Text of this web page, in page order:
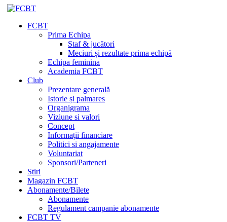
FCBT
Prima Echipa
Staf & jucători
Meciuri și rezultate prima echipă
Echipa feminina
Academia FCBT
Club
Prezentare generală
Istorie și palmares
Organigrama
Viziune si valori
Concept
Informații financiare
Politici si angajamente
Voluntariat
Sponsori/Parteneri
Stiri
Magazin FCBT
Abonamente/Bilete
Abonamente
Regulament campanie abonamente
FCBT TV